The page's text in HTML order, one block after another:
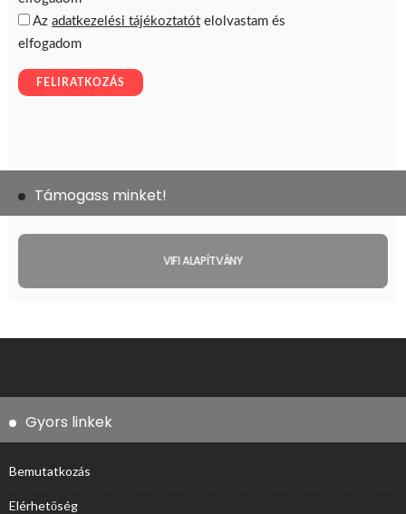
Támogass minket!
VIFI ALAPÍTVÁNY
Gyors linkek
Bemutatkozás
Elérhetőség